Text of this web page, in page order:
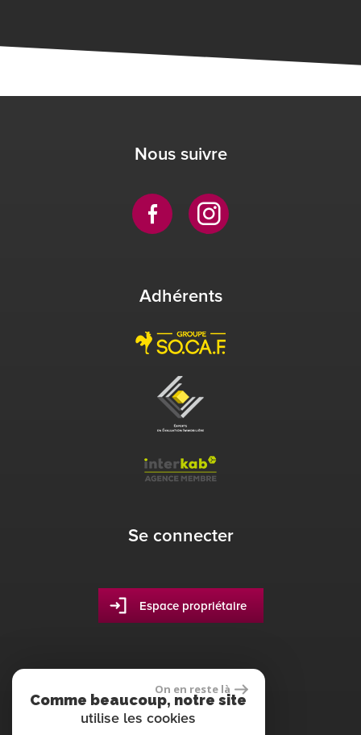
Nous suivre
Adhérents
Se connecter
Espace propriétaire
site réalisé par
On en reste là
Comme beaucoup, notre site
utilise les cookies